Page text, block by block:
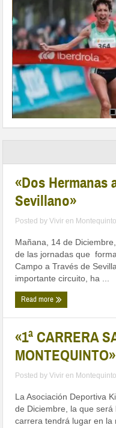
«Dos Hermanas
Sevillano»
Posted byVivir en Montequinto
Mañana, 14 de
de las jornadas que
Campo a Través de
importante circuito, ha ...
Read more
«1ª CARRERA
MONTEQUINTO»
Posted byVivir en Montequinto
La Asociación Deportiva
de Diciembre, la que será
carrera tendrá lugar en la